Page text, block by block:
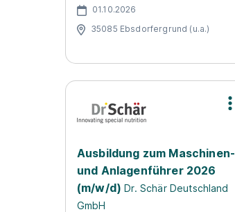
01.10.2026
35085 Ebsdorfergrund (u.a.)
Ausbildung zum Maschinen-
und Anlagenführer 2026
(m/w/d) Dr. Schär Deutschland
GmbH